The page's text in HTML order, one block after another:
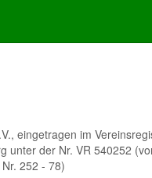
eingetragen im
unter der Nr. VR 540252
252 - 78)